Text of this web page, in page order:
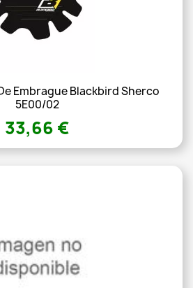
Embrague Blackbird Sherco
5E00/02
33,66 €